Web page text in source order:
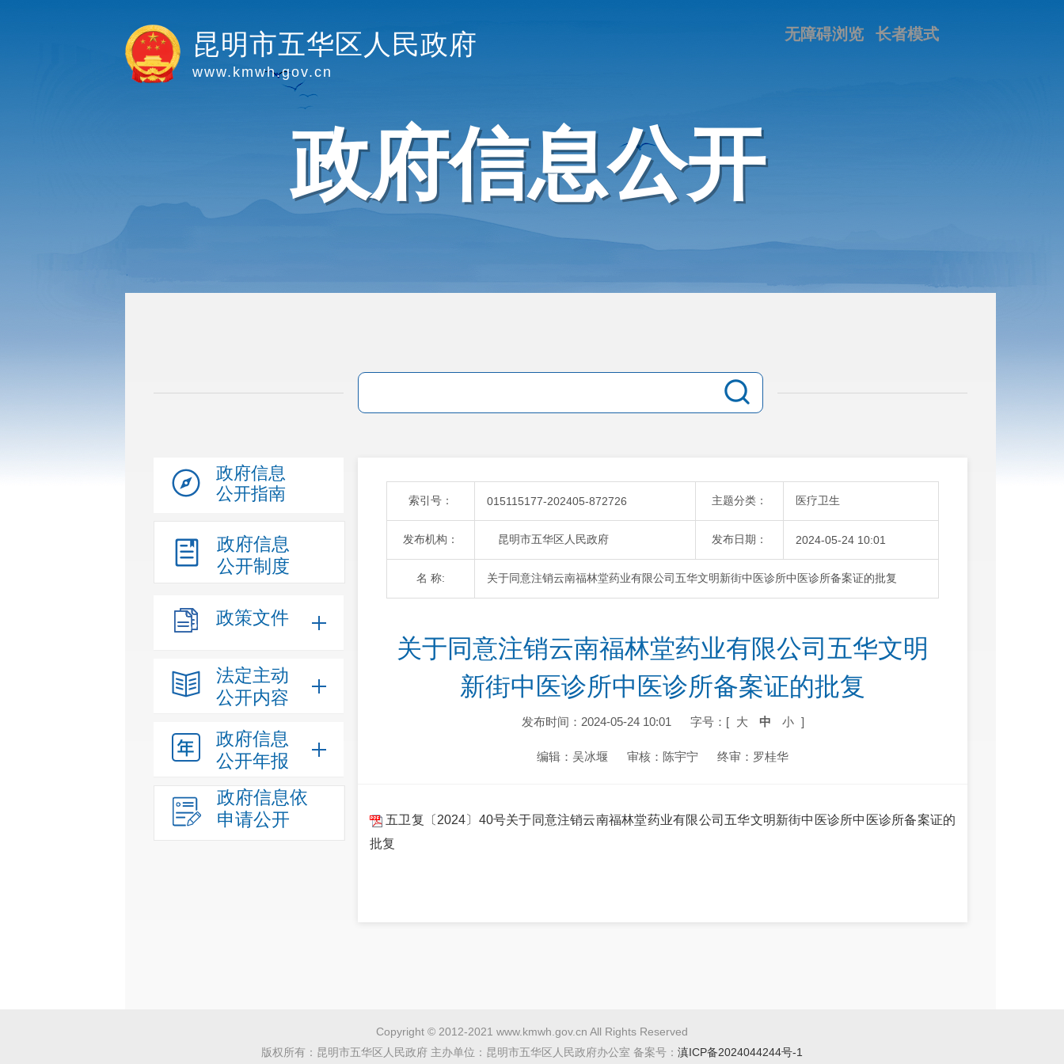
昆明市五华区人民政府
www.kmwh.gov.cn
长者模式
无障碍浏览
政府信息公开
政府信息
公开指南
政府信息
公开制度
政策文件
法定主动
公开内容
政府信息
公开年报
政府信息依
申请公开
索引号： 015115177-202405-872726 主题分类： 医疗卫生
发布机构： 昆明市五华区人民政府 发布日期： 2024-05-24 10:01
名 称: 关于同意注销云南福林堂药业有限公司五华文明新街中医诊所中医诊所备案证的批复
关于同意注销云南福林堂药业有限公司五华文明
新街中医诊所中医诊所备案证的批复
发布时间：2024-05-24 10:01 字号：[ 大 中 小 ]
编辑：吴冰堰 审核：陈宇宁 终审：罗桂华
五卫复〔2024〕40号关于同意注销云南福林堂药业有限公司五华文明新街中医诊所中医诊所备案证的
批复
Copyright © 2012-2021 www.kmwh.gov.cn All Rights Reserved
版权所有：昆明市五华区人民政府 主办单位：昆明市五华区人民政府办公室 备案号： 滇ICP备2024044244号-1